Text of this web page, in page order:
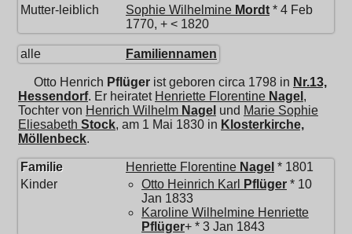
Mutter-leiblich
Sophie Wilhelmine Mordt * 4 Feb
1770, + < 1820
alle Familiennamen
Otto Henrich Pflüger ist geboren circa 1798 in Nr.13,
Hessendorf. Er heiratet Henriette Florentine Nagel ,
Tochter von Henrich Wilhelm Nagel und Marie Sophie
Eliesabeth Stock, am 1 Mai 1830 in Klosterkirche,
Möllenbeck.
Familie Henriette Florentine Nagel * 1801
Kinder
Otto Heinrich Karl Pflüger * 10
Jan 1833
Karoline Wilhelmine Henriette
Pflüger+ * 3 Jan 1843